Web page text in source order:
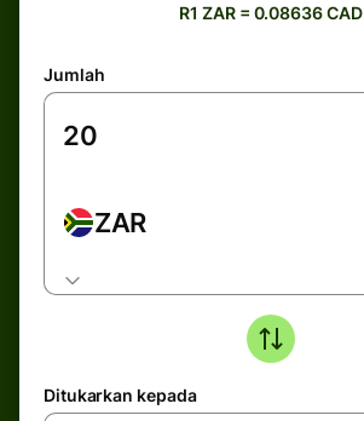
R1 ZAR = 0.08636 CAD
Jumlah
ZAR
Ditukarkan kepada